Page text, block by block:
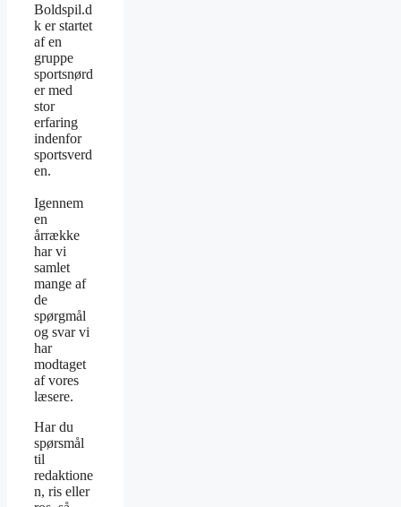
Boldspil.d
k er startet
af en
gruppe
sportsnørd
er med
stor
erfaring
indenfor
sportsverd
en.
Igennem
en
årrække
har vi
samlet
mange af
de
spørgmål
og svar vi
har
modtaget
af vores
læsere.
Har du
spørsmål
til
redaktione
n, ris eller